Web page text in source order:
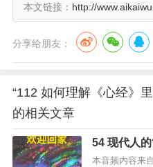
本文链接： http://
分享给朋友：
“112 如何理解《心经》
的相关文章
54 现代人
本音频内容来